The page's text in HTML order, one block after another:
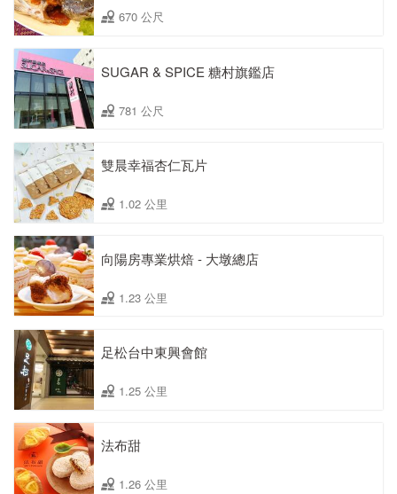
670 公尺
SUGAR & SPICE 糖村旗鑑店
781 公尺
雙晨幸福杏仁瓦片
1.02 公里
向陽房專業烘焙 - 大墩總店
1.23 公里
足松台中東興會館
1.25 公里
法布甜
1.26 公里